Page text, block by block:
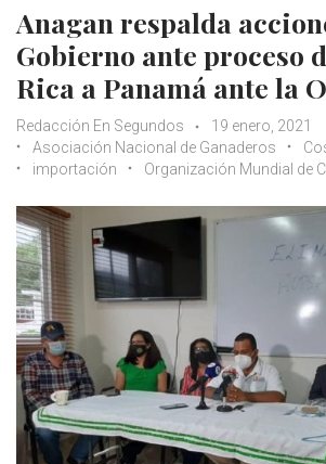
Anagan respalda
Gobierno ante proceso
Rica a Panamá ante la
Redacción En Segundos
19 enero, 2021
Asociación Nacional de Ganaderos
importación
Organización Mundial de